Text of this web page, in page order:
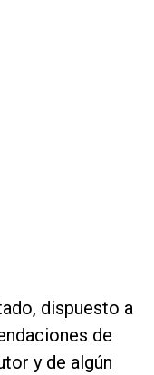
dispuesto a
de
y de algún